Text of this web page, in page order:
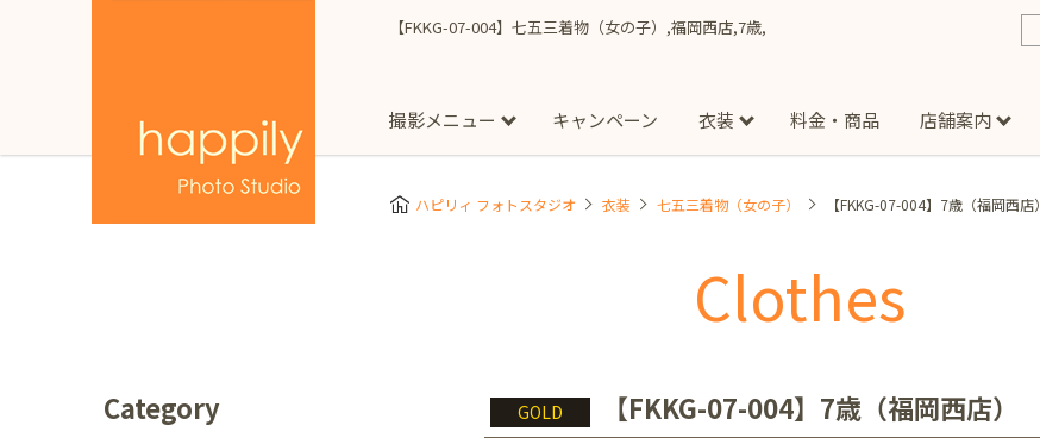
【FKKG-07-004】七五三着物（女の子）,福岡西店,7歳,
撮影メニュー
スタジオ撮影
成人式フォト マタニティフォト
お宮参り 入園・入学／卒園・卒業 ファミリーフォト 誕生日
キャンペーン 衣装
Clothes
七五三着物(男の子) 1/2成人式着物(女の子)
フォーマル衣装(男の子) 祝い着
マタニティ用ドレス
料金・商品 店舗案内
Store
吉祥寺店 イオンモール多摩平の森店
More ハピリィ フォトスタジオ 衣装 七五三着物（女の子） 【FKKG-07-004】7歳（福岡西店）
Clothes
GOLD 【FKKG-07-004】7歳（福岡西店）
Category